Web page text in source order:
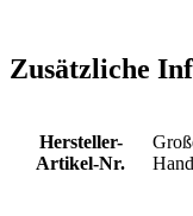
Zusätzliche
Hersteller-
Artikel-Nr.